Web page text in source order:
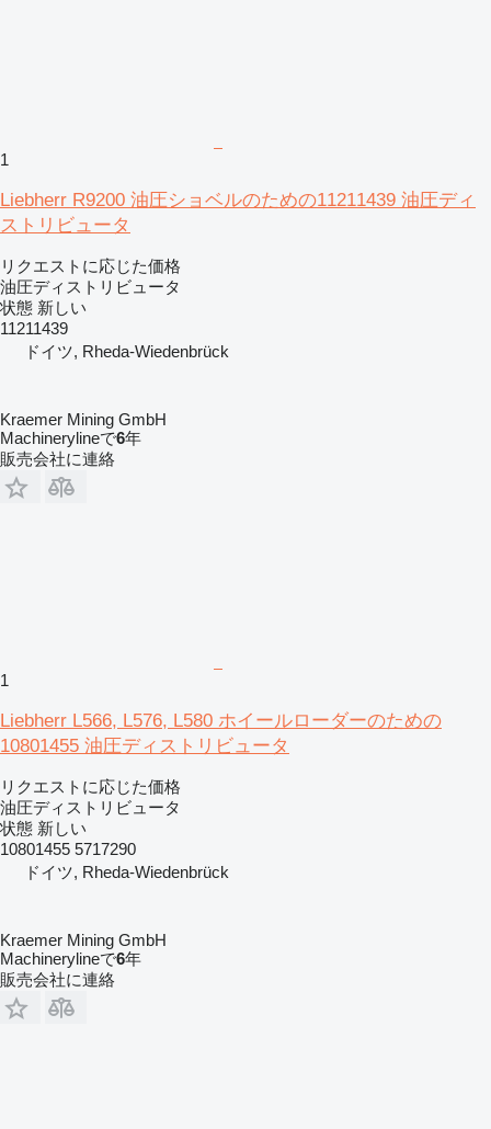
1
Liebherr R9200 油圧ショベルのための11211439 油圧ディ
ストリビュータ
リクエストに応じた価格
油圧ディストリビュータ
状態 新しい
11211439
ドイツ, Rheda-Wiedenbrück
Kraemer Mining GmbH
Machinerylineで6年
販売会社に連絡
1
Liebherr L566, L576, L580 ホイールローダーのための
10801455 油圧ディストリビュータ
リクエストに応じた価格
油圧ディストリビュータ
状態 新しい
10801455 5717290
ドイツ, Rheda-Wiedenbrück
Kraemer Mining GmbH
Machinerylineで6年
販売会社に連絡